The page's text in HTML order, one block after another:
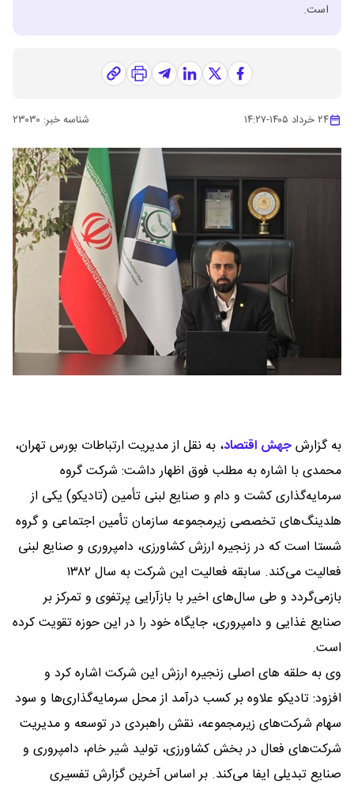
است.
۲۴ خرداد ۱۴۰۵ -۱۴:۲۷ شناسه خبر: ۲۳۰۳۰
به گزارشجهش اقتصاد، به نقل از مدیریت ارتباطات بورس تهران،
محمدی با اشاره به مطلب فوق اظهار داشت: شرکت گروه
سرمایه‌گذاری کشت و دام و صنایع لبنی تأمین (تادیکو) یکی از
هلدینگ‌های تخصصی زیرمجموعه سازمان تأمین اجتماعی و گروه
شستا است که در زنجیره ارزش کشاورزی، دامپروری و صنایع لبنی
فعالیت می‌کند. سابقه فعالیت این شرکت به سال ۱۳۸۲
بازمی‌گردد و طی سال‌های اخیر با بازآرایی پرتفوی و تمرکز بر
صنایع غذایی و دامپروری، جایگاه خود را در این حوزه تقویت کرده
است.
وی به حلقه های اصلی زنجیره ارزش این شرکت اشاره کرد و
افزود: تادیکو علاوه بر کسب درآمد از محل سرمایه‌گذاری‌ها و سود
سهام شرکت‌های زیرمجموعه، نقش راهبردی در توسعه و مدیریت
شرکت‌های فعال در بخش کشاورزی، تولید شیر خام، دامپروری و
صنایع تبدیلی ایفا می‌کند. بر اساس آخرین گزارش تفسیری